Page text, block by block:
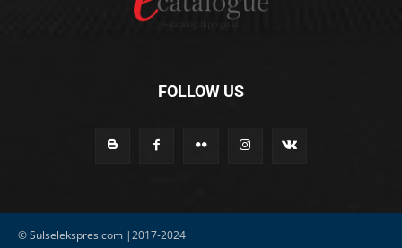
FOLLOW US
© Sulselekspres.com |2017-2024